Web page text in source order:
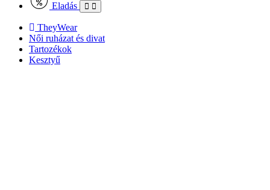
Eladás
TheyWear
Női ruházat és divat
Tartozékok
Kesztyű